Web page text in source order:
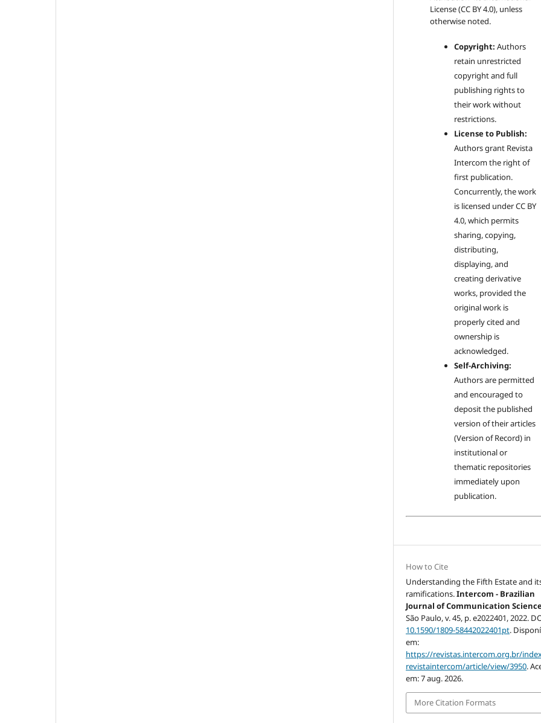
License (CC BY 4.0), unless
otherwise noted.
Copyright: Authors
retain unrestricted
copyright and full
publishing rights to
their work without
restrictions.
License to Publish:
Authors grant Revista
Intercom the right of
first publication.
Concurrently, the work
is licensed under CC BY
4.0, which permits
sharing, copying,
distributing,
displaying, and
creating derivative
works, provided the
original work is
properly cited and
ownership is
acknowledged.
Self-Archiving:
Authors are permitted
and encouraged to
deposit the published
version of their articles
(Version of Record) in
institutional or
thematic repositories
immediately upon
publication.
How to Cite
Understanding the Fifth Estate and
ramifications.Intercom - Brazilian
Journal of Communication
São Paulo, v. 45, p. e2022401, 2022.
10.1590/1809-58442022401pt.
em:
https://revistas.intercom.org.br/
revistaintercom/article/view/3950.
em: 7 aug. 2026.
More Citation Formats